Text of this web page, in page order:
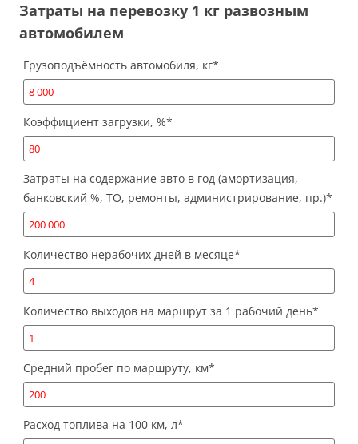
Затраты на перевозку 1 кг развозным
автомобилем
Грузоподъёмность автомобиля, кг*
Коэффициент загрузки, %*
Затраты на содержание авто в год (амортизация,
банковский %, ТО, ремонты, администрирование, пр.)*
Количество нерабочих дней в месяце*
Количество выходов на маршрут за 1 рабочий день*
Средний пробег по маршруту, км*
Расход топлива на 100 км, л*